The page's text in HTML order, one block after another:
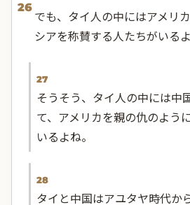
26
でも、タイ人の中にはアメリ
シアを称賛する人たちがいる
27
そうそう、タイ人の中には中
て、アメリカを親の仇のよう
いるよね。
28
タイと中国はアユタヤ時代か